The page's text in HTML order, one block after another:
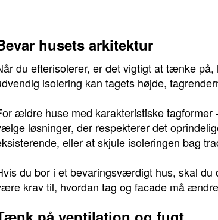
husets arkitektur
du efterisolerer, er det vigtigt at tænke
isolering kan tagets højde,
ældre huse med karakteristiske
løsninger, der respekterer det
eller at skjule isoleringen bag
du bor i et bevaringsværdigt hus, skal
krav til, hvordan tag og facade må